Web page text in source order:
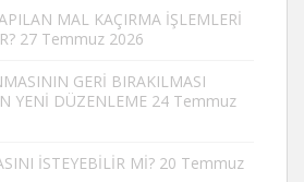
MAL KAÇIRMA İŞLEMLERİ
27 Temmuz 2026
GERİ BIRAKILMASI
YENİ DÜZENLEME 24 Temmuz
İSTEYEBİLİR Mİ? 20 Temmuz